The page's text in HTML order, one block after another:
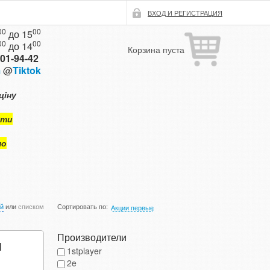
ВХОД И РЕГИСТРАЦИЯ
до 1500
до 1400
94-42
@Tiktok
Корзина пуста
илисписком Сортировать по: Акции первые
Производители
1stplayer
2e